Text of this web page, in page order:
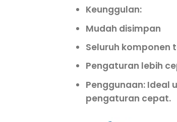
Keunggulan:
Mudah disimpan
Seluruh komponen
Pengaturan lebih
Penggunaan: Ideal
pengaturan cepat.